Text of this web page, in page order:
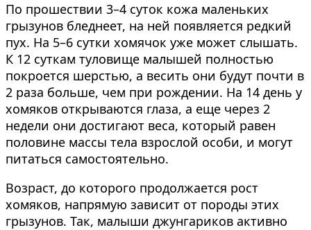
По прошествии 3–4 суток кожа маленьких
грызунов бледнеет, на ней появляется редкий
пух. На 5–6 сутки хомячок уже может слышать.
К 12 суткам туловище малышей полностью
покроется шерстью, а весить они будут почти в
2 раза больше, чем при рождении. На 14 день у
хомяков открываются глаза, а еще через 2
недели они достигают веса, который равен
половине массы тела взрослой особи, и могут
питаться самостоятельно.
Возраст, до которого продолжается рост
хомяков, напрямую зависит от породы этих
грызунов. Так, малыши джунгариков активно